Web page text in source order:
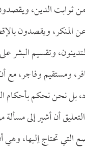
ثوابت الدين،
المنكر، ويقصدون
وتقسيم البشر
ومستقيم وفاجر، مع
بل نحن نحكم بأحكام
أن أشير إلى
التي تحتاج إليها،